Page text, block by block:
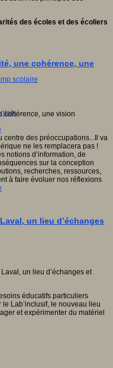
scolaire
des écoles et des écoliers
une cohérence, une
des préoccupations...Il va
ne les remplacera pas !
notions d’information, de
sur la conception
recherches, ressources,
à faire évoluer nos réflexions
un lieu d’échanges
éducatifs particuliers
Lab’inclusif, le nouveau lieu
et expérimenter du matériel